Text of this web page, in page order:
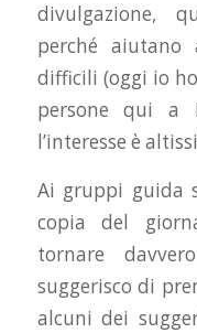
divulgazione,
perché
difficili (oggi io
persone qui a
l’interesse è
Ai gruppi guida
copia del
tornare
suggerisco di
alcuni dei